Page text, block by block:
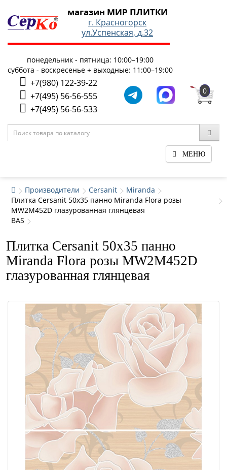
магазин МИР ПЛИТКИ
г. Красногорск
ул.Успенская, д.32
понедельник - пятница: 10:00–19:00
суббота - воскресенье + выходные: 11:00–19:00
+7(980) 122-39-22
+7(495) 56-56-555
+7(495) 56-56-533
0
МЕНЮ
Производители Cersanit
Miranda
Плитка Cersanit 50x35 панно Miranda Flora розы
MW2M452D глазурованная глянцевая
BAS
Плитка Cersanit 50x35 панно
Miranda Flora розы MW2M452D
глазурованная глянцевая